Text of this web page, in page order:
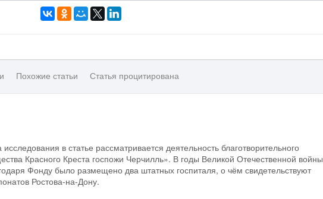
Похожие статьи Статья процитирована
в статье рассматривается деятельность благотворительного
Красного Креста госпожи Черчилль». В годы Великой Отечественной войны
Фонду было размещено два штатных госпиталя, о чём свидетельствуют
Ростова-на-Дону.